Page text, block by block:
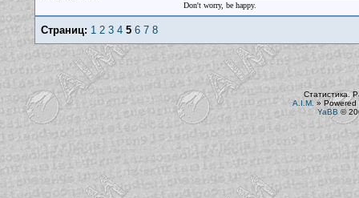
Don't worry, be happy.
Страниц: 1 2 3 4 5 6 7 8
Статистика.
A.I.M. »Powered
YaBB ©